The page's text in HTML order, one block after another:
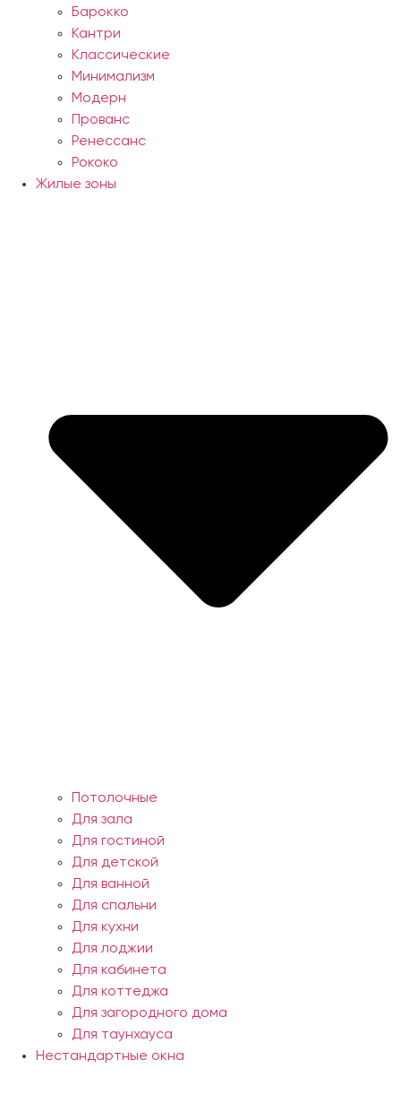
Барокко
Кантри
Классические
Минимализм
Модерн
Прованс
Ренессанс
Рококо
Жилые зоны
Потолочные
Для зала
Для гостиной
Для детской
Для ванной
Для спальни
Для кухни
Для лоджии
Для кабинета
Для коттеджа
Для загородного дома
Для таунхауса
Нестандартные окна